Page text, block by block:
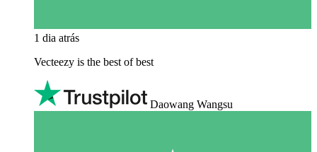
1 dia atrás
Vecteezy is the best of best
Daowang Wangsu